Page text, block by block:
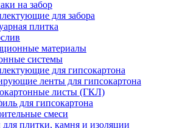
на забор
для забора
плитка
материалы
системы
для гипсокартона
ленты для гипсокартона
листы (ГКЛ)
для гипсокартона
смеси
плитки, камня и изоляции